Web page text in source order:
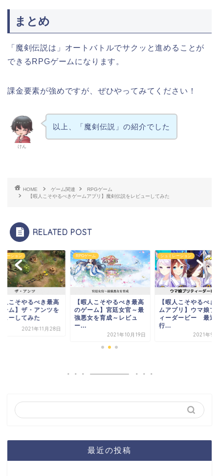
まとめ
「魔剣伝説は」オートバトルでサクッと進めることが
できるRPGゲームになります。
課金要素が強めですが、ぜひやってみてください！
けん
以上、「魔剣伝説」の紹介でした
HOME ゲーム関連
RPGゲーム
【暇人こそやるべきゲームアプリ】魔剣伝説をレビューしてみた
RELATED POST
レーション
人こそやるべき最高
ーム】ザ・アンツを
ューしてみた
2021年11月28日
RPGゲーム
【暇人こそやるべき最高
のゲーム】宮廷女官～最
強悪女を育成～レビュ
ー...
2021年10月19日
シュミレーション
【暇人こそやるべき
ムアプリ】ウマ娘プ
ィーダービー 最近
行...
2021年9
最近の投稿